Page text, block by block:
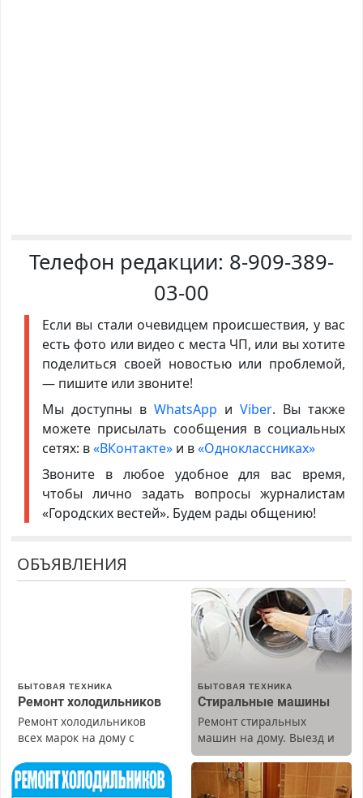
Телефон редакции: 8-909-389-
03-00
Если вы стали очевидцем происшествия, у вас
есть фото или видео с места ЧП, или вы хотите
поделиться своей новостью или проблемой,
— пишите или звоните!
Мы доступны в WhatsApp иViber. Вы также
можете присылать сообщения в социальных
сетях: в«ВКонтакте»и в«Одноклассниках»
Звоните в любое удобное для вас время,
чтобы лично задать вопросы журналистам
«Городских вестей». Будем рады общению!
ОБЪЯВЛЕНИЯ
БЫТОВАЯ ТЕХНИКА
Ремонт холодильников
Ремонт холодильников
всех марок на дому с
резины. Качественно.
Недорого. Без выходных.
БЫТОВАЯ ТЕХНИКА
Стиральные машины
Ремонт стиральных
машин на дому. Выезд и
диагностика бесплатно.
Предусмотрены скидки.